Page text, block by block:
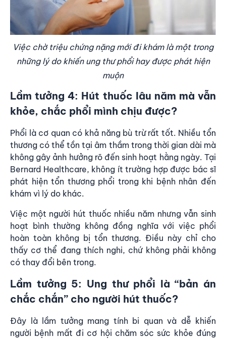
Việc chờ triệu chứng nặng mới đi khám là một trong
những lý do khiến ung thư phổi hay được phát hiện
muộn
Lầm tưởng 4: Hút thuốc lâu năm mà vẫn
khỏe, chắc phổi mình chịu được?
Phổi là cơ quan có khả năng bù trừ rất tốt. Nhiều tổn
thương có thể tồn tại âm thầm trong thời gian dài mà
không gây ảnh hưởng rõ đến sinh hoạt hằng ngày. Tại
Bernard Healthcare, không ít trường hợp được bác sĩ
phát hiện tổn thương phổi trong khi bệnh nhân đến
khám vì lý do khác.
Việc một người hút thuốc nhiều năm nhưng vẫn sinh
hoạt bình thường không đồng nghĩa với việc phổi
hoàn toàn không bị tổn thương. Điều này chỉ cho
thấy cơ thể đang thích nghi, chứ không phải không
có thay đổi bên trong.
Lầm tưởng 5: Ung thư phổi là “bản án
chắc chắn” cho người hút thuốc?
Đây là lầm tưởng mang tính bi quan và dễ khiến
người bệnh mất đi cơ hội chăm sóc sức khỏe đúng